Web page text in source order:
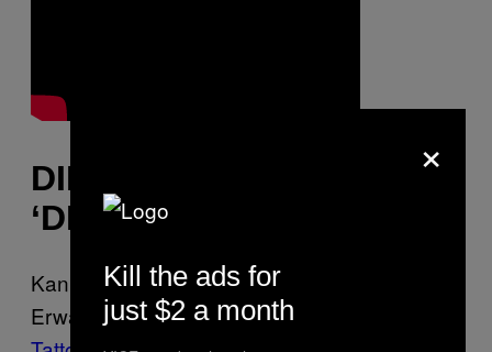
DIE NADEL INS AUGE IN
‘DEAD SPACE 2’
Kann mir jemanden mal eben helfen, alle
Erwähnungen und Bilder von
×
Kill the ads for
just $2 a month